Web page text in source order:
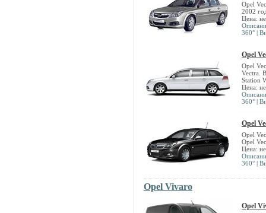
Opel
2002
Цена:
360° |
Opel
Opel
Vectra.
Station
Цена:
360° |
Opel
Opel
Opel
Цена:
360° |
Opel Vivaro
Opel